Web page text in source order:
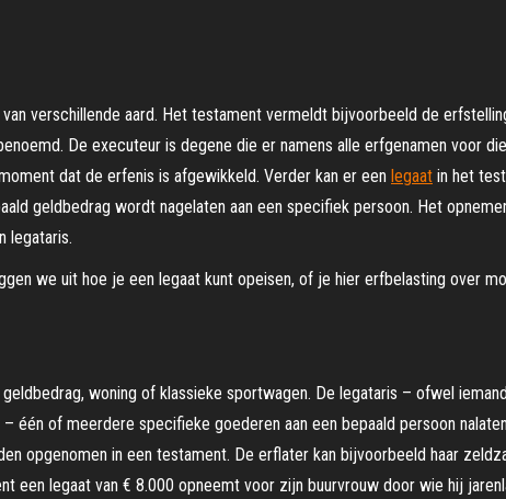
verschillende aard. Het testament vermeldt bijvoorbeeld de
De executeur is degene die er namens alle erfgenamen voor
dat de erfenis is afgewikkeld. Verder kan er een legaat in het
geldbedrag wordt nagelaten aan een specifiek persoon. Het
legataris.
we uit hoe je een legaat kunt opeisen, of je hier erfbelasting over
woning of klassieke sportwagen. De legataris – ofwel
één of meerdere specifieke goederen aan een bepaald persoon
opgenomen in een testament. De erflater kan bijvoorbeeld haar
een legaat van € 8.000 opneemt voor zijn buurvrouw door wie hij